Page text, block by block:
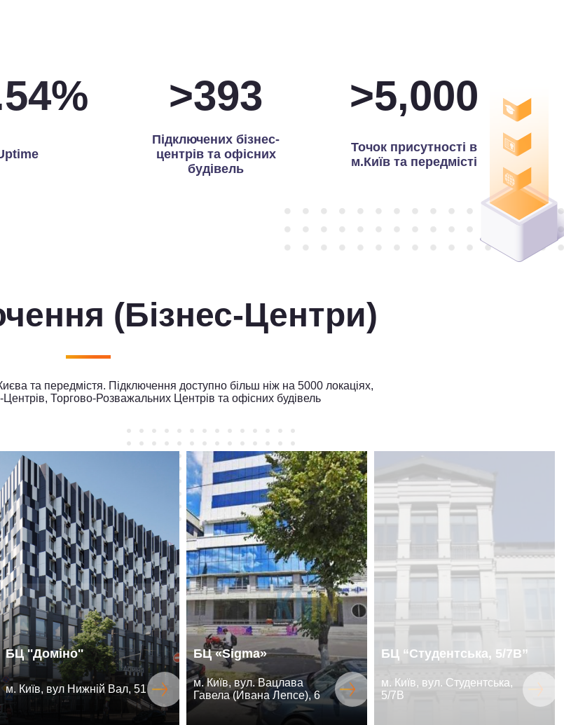
% >400
Підключених бізнес-
центрів та офісних
будівель
>5,000
Точок присутності в
м.Київ та передмісті
(Бізнес-Центри)
та передмістя. Підключення доступно більш ніж на 5000 локаціях,
Торгово-Розважальних Центрів та офісних будівель
БЦ ''Доміно''
м. Київ, вул Нижній Вал, 51
БЦ «Sigma»
м. Київ, вул. Вацлава
Гавела (Ивана Лепсе), 6
БЦ “Студентська, 5/7В”
м. Київ, вул. Студентська,
5/7В